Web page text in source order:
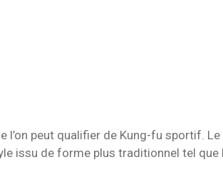
l’on peut qualifier de Kung-fu sportif.
issu de forme plus traditionnel tel